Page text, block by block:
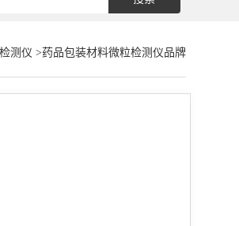
测仪 >药品包装材料微粒检测仪品牌